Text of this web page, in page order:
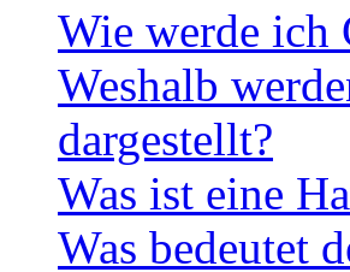
Wie werde ich
Weshalb
dargestellt?
Was ist eine
Was bedeutet